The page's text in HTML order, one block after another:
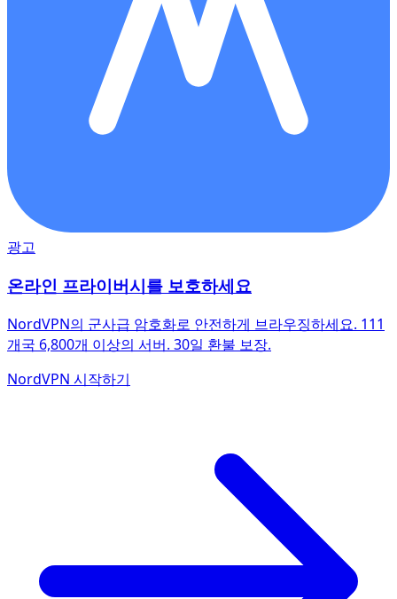
광고
온라인 프라이버시를 보호하세요
NordVPN의 군사급 암호화로 안전하게 브라우징하세요. 111
개국 6,800개 이상의 서버. 30일 환불 보장.
NordVPN 시작하기